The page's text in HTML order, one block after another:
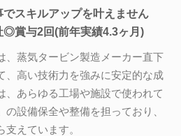
スキルアップを叶えません
◎賞与2回(前年実績4.3ヶ月)
、蒸気タービン製造メーカー直下
、高い技術力を強みに安定的な成
、あらゆる工場や施設で使われて
設備保全や整備を担っており、
えています。